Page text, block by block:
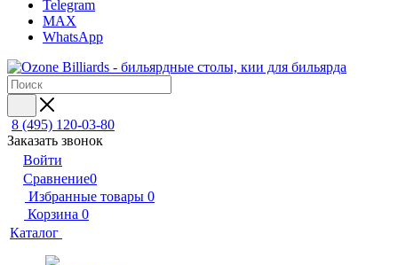
Telegram
MAX
WhatsApp
8 (495) 120-03-80
Заказать звонок
Войти
Сравнение0
Избранные товары 0
Корзина 0
Каталог